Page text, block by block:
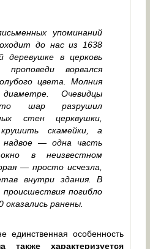
упоминаний
до нас из 1638
деревушке в церковь
ворвался
цвета. Молния
Очевидцы
что шар разрушил
стен церквушки,
скамейки, а
надвое — одна часть
в неизвестном
— просто исчезла,
внутри здания. В
погибло
оказались ранены.
особенность
также характеризуется